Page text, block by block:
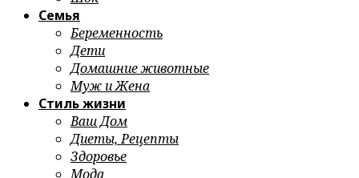
Семья
Беременность
Дети
Домашние животные
Муж и Жена
Стиль жизни
Ваш Дом
Диеты, Рецепты
Здоровье
Мода